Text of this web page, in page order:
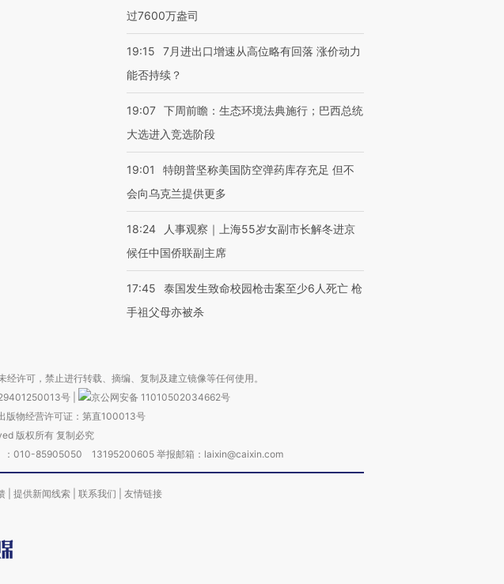
过7600万盎司
19:15
7月进出口增速从高位略有回落 涨价动力
能否持续？
19:07 下周前瞻：生态环境法典施行；巴西总统
大选进入竞选阶段
19:01
特朗普坚称美国防空弹药库存充足 但不
会向乌克兰提供更多
18:24
人事观察｜上海55岁女副市长解冬进京
候任中国侨联副主席
17:45
泰国发生致命校园枪击案至少6人死亡 枪
手祖父母亦被杀
许可，禁止进行转载、摘编、复制及建立镜像等任何使用。
号
京公网安备 11010502034662号
版物经营许可证：第直100013号
版权所有 复制必究
：010-85905050 13195200605 举报邮箱：laixin@caixin.com
提供新闻线索 联系我们 友情链接